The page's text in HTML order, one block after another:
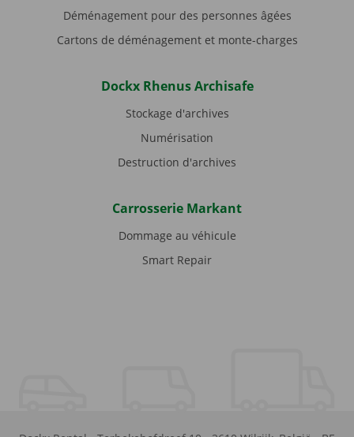
Déménagement pour des personnes âgées
Cartons de déménagement et monte-charges
Dockx Rhenus Archisafe
Stockage d'archives
Numérisation
Destruction d'archives
Carrosserie Markant
Dommage au véhicule
Smart Repair